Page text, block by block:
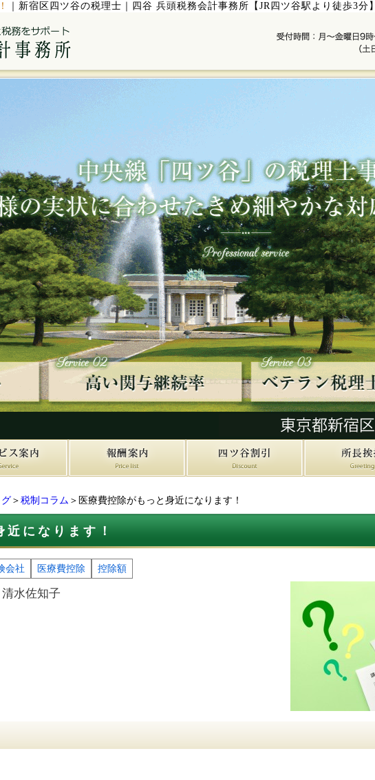
新宿区四ツ谷の税理士｜四谷 兵頭税務会計事務所【JR四ツ谷駅より徒歩3分】
＞ 税制コラム ＞医療費控除がもっと身近になります！
になります！
会社 医療費控除 控除額
水佐知子